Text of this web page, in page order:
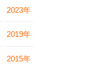
2023年
2019年
2015年